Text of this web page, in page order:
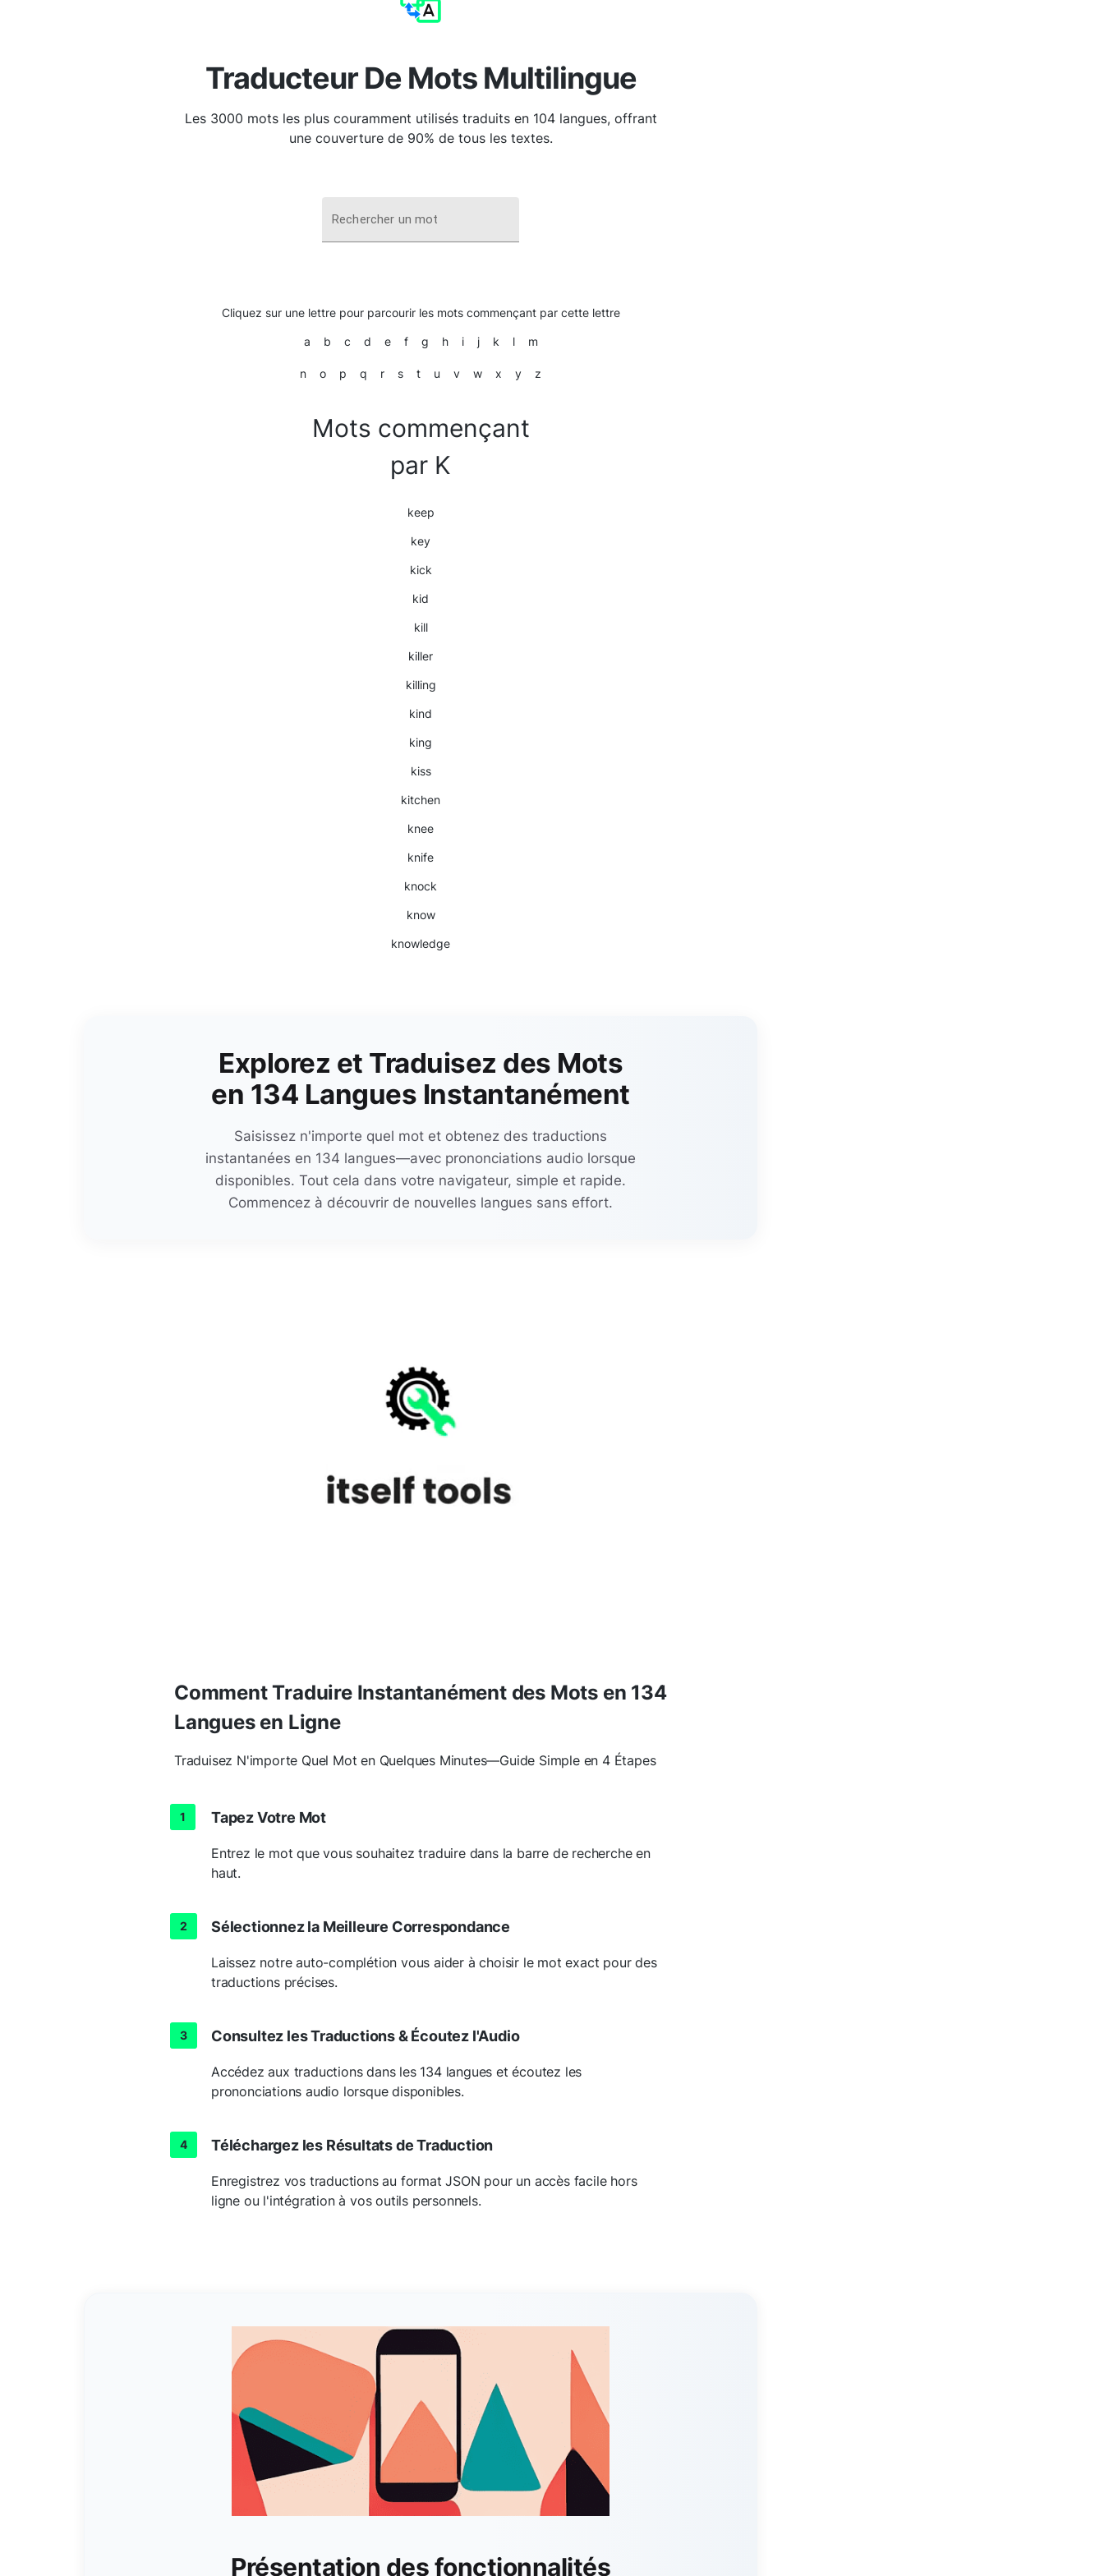
Traducteur De Mots Multilingue
Les 3000 mots les plus couramment utilisés traduits en 104 langues, offrant
une couverture de 90% de tous les textes.
Rechercher un mot
Cliquez sur une lettre pour parcourir les mots commençant par cette lettre
a b c d e f g h i j k l m
n o p q r s t u v w x y z
Mots commençant
par K
keep
key
kick
kid
kill
killer
killing
kind
king
kiss
kitchen
knee
knife
knock
know
knowledge
Explorez et Traduisez des Mots
en 134 Langues Instantanément
Saisissez n'importe quel mot et obtenez des traductions
instantanées en 134 langues—avec prononciations audio lorsque
disponibles. Tout cela dans votre navigateur, simple et rapide.
Commencez à découvrir de nouvelles langues sans effort.
Comment Traduire Instantanément des Mots en 134
Langues en Ligne
Traduisez N'importe Quel Mot en Quelques Minutes—Guide Simple en 4 Étapes
Tapez Votre Mot
Entrez le mot que vous souhaitez traduire dans la barre de recherche en
haut.
Sélectionnez la Meilleure Correspondance
Laissez notre auto-complétion vous aider à choisir le mot exact pour des
traductions précises.
Consultez les Traductions & Écoutez l'Audio
Accédez aux traductions dans les 134 langues et écoutez les
prononciations audio lorsque disponibles.
Téléchargez les Résultats de Traduction
Enregistrez vos traductions au format JSON pour un accès facile hors
ligne ou l'intégration à vos outils personnels.
Présentation des fonctionnalités